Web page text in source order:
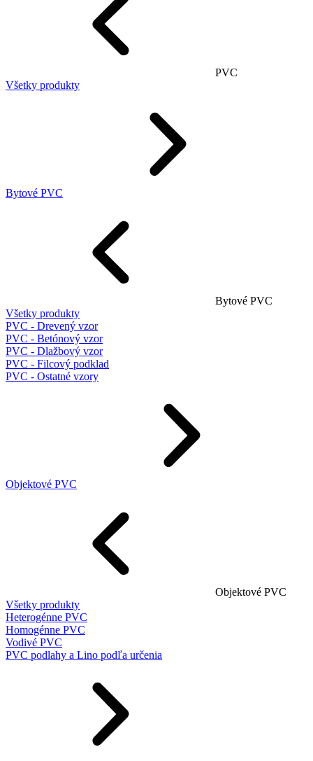
PVC
Všetky produkty
Bytové PVC
Bytové PVC
Všetky produkty
PVC - Drevený vzor
PVC - Betónový vzor
PVC - Dlažbový vzor
PVC - Filcový podklad
PVC - Ostatné vzory
Objektové PVC
Objektové PVC
Všetky produkty
Heterogénne PVC
Homogénne PVC
Vodivé PVC
PVC podlahy a Lino podľa určenia